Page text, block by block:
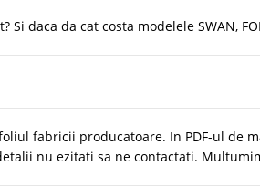
daca da cat costa modelele SWAN,
fabricii producatoare. In PDF-ul de
nu ezitati sa ne contactati.